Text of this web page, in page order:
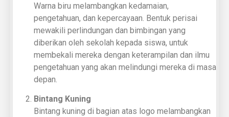
Warna biru melambangkan kedamaian,
pengetahuan, dan kepercayaan. Bentuk perisai
mewakili perlindungan dan bimbingan yang
diberikan oleh sekolah kepada siswa, untuk
membekali mereka dengan keterampilan dan ilmu
pengetahuan yang akan melindungi mereka di masa
depan.
Bintang Kuning
Bintang kuning di bagian atas logo melambangkan